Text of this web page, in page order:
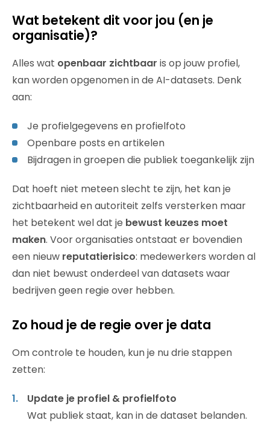
Wat betekent dit voor jou (en je
organisatie)?
Alles wat openbaar zichtbaar is op jouw profiel,
kan worden opgenomen in de AI-datasets. Denk
aan:
Je profielgegevens en profielfoto
Openbare posts en artikelen
Bijdragen in groepen die publiek toegankelijk zijn
Dat hoeft niet meteen slecht te zijn, het kan je
zichtbaarheid en autoriteit zelfs versterken maar
het betekent wel dat je bewust keuzes moet
maken. Voor organisaties ontstaat er bovendien
een nieuw reputatierisico: medewerkers worden al
dan niet bewust onderdeel van datasets waar
bedrijven geen regie over hebben.
Zo houd je de regie over je data
Om controle te houden, kun je nu drie stappen
zetten:
Update je profiel & profielfoto
Wat publiek staat, kan in de dataset belanden.